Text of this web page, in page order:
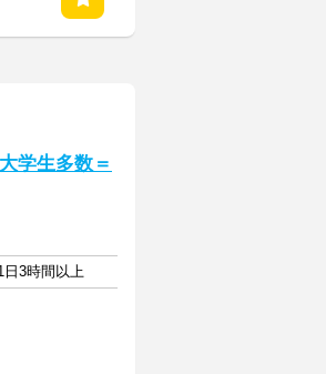
学生多数＝
日3時間以上